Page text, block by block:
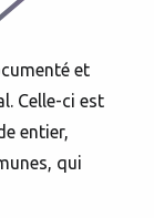
et
Celle-ci est
entier,
qui